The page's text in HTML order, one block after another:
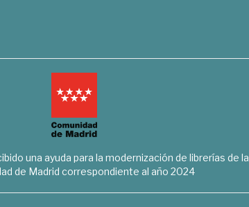
una ayuda para la modernización de librerías de la
de Madrid correspondiente al año 2024